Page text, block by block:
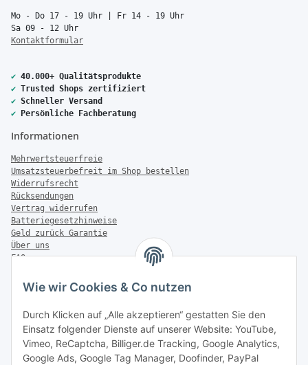
Wie wir Cookies & Co nutzen
Durch Klicken auf „Alle akzeptieren“ gestatten Sie den
Einsatz folgender Dienste auf unserer Website: YouTube,
Vimeo, ReCaptcha, Billiger.de Tracking, Google Analytics,
Google Ads, Google Tag Manager, Doofinder, PayPal
Mo - Do 17 - 19 Uhr | Fr 14 - 19 Uhr
Sa 09 - 12 Uhr
Kontaktformular
✔ 40.000+ Qualitätsprodukte
✔ Trusted Shops zertifiziert
✔ Schneller Versand
✔ Persönliche Fachberatung
Informationen
Mehrwertsteuerfreie
Umsatzsteuerbefreit im Shop bestellen
Widerrufsrecht
Rücksendungen
Vertrag widerrufen
Batteriegesetzhinweise
Geld zurück Garantie
Über uns
FAQ
Zahlung & Versand
Versandinformationen